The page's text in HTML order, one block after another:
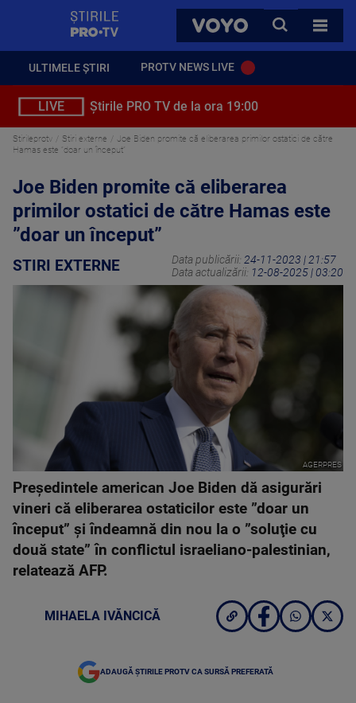
VOYO
CAUTA
TOATE
ULTIMELE ȘTIRI PROTV NEWS LIVE
LIVE Știrile PRO TV de la ora 19:00
Stirileprotv Stiri externe
Joe Biden promite că eliberarea primilor ostatici de către
Hamas este ”doar un început”
Joe Biden promite că eliberarea
primilor ostatici de către Hamas este
”doar un început”
STIRI EXTERNE Data publicării: 24-11-2023 | 21:57
Data actualizării: 12-08-2025 | 03:20
AGERPRES
Preşedintele american Joe Biden dă asigurări
vineri că eliberarea ostaticilor este ”doar un
început” şi îndeamnă din nou la o ”soluţie cu
două state” în conflictul israeliano-palestinian,
relatează AFP.
MIHAELA IVĂNCICĂ
ADAUGĂ ȘTIRILE PROTV CA SURSĂ PREFERATĂ